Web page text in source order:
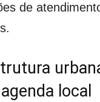
de
local